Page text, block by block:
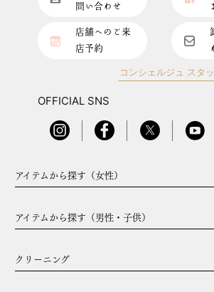
問い合わせ
店舗へのご来
店予約
コンシェルジュ スタ
OFFICIAL SNS
アイテムから探す（女性）
アイテムから探す（男性・子供）
クリーニング